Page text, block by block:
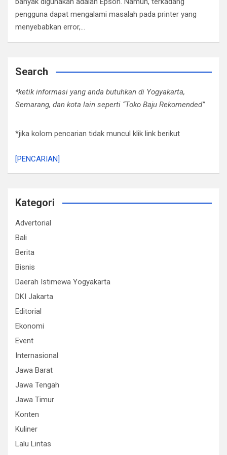
pengguna dapat mengalami masalah pada printer yang
menyebabkan error,…
Search
*ketik informasi yang anda butuhkan di Yogyakarta,
Semarang, dan kota lain seperti “Toko Baju Rekomended”
*jika kolom pencarian tidak muncul klik link berikut
[PENCARIAN]
Kategori
Advertorial
Bali
Berita
Bisnis
Daerah Istimewa Yogyakarta
DKI Jakarta
Editorial
Ekonomi
Event
Internasional
Jawa Barat
Jawa Tengah
Jawa Timur
Konten
Kuliner
Lalu Lintas